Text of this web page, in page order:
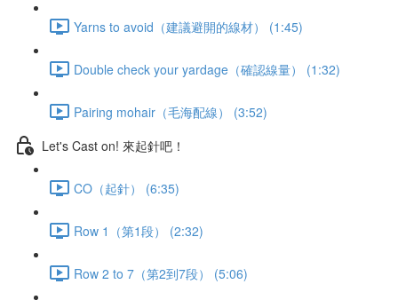
Yarns to avoid（建議避開的線材） (1:45)
Double check your yardage（確認線量） (1:32)
Pairing mohair（毛海配線） (3:52)
Let's Cast on! 來起針吧！
CO（起針） (6:35)
Row 1（第1段） (2:32)
Row 2 to 7（第2到7段） (5:06)